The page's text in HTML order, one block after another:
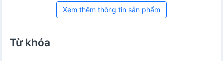
Xem thêm thông tin sản phẩm
Từ khóa